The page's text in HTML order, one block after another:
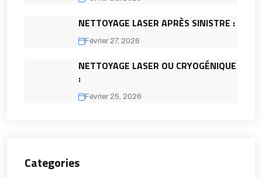
NETTOYAGE LASER APRÈS SINISTRE :
Février 27, 2026
NETTOYAGE LASER OU CRYOGÉNIQUE
:
Février 25, 2026
Categories